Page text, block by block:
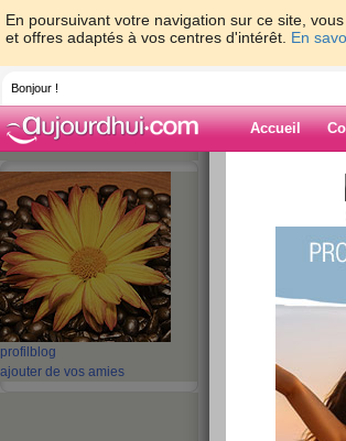
En poursuivant votre navigation sur ce site,
et offres adaptés à vos centres d'intérêt. En
Bonjour !
Accueil
profil blog
ajouter de vos amies
Blog
Voir
Bonjour à toutes et tous,
Bon, c'est vrai que je